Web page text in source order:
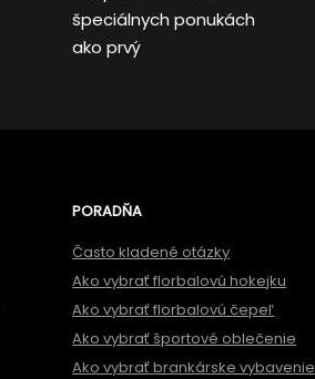
špeciálnych ponukách
ako prvý
PORADŇA
Často kladené otázky
Ako vybrať florbalovú hokejku
Ako vybrať florbalovú čepeľ
Ako vybrať športové oblečenie
Ako vybrať brankárske vybavenie